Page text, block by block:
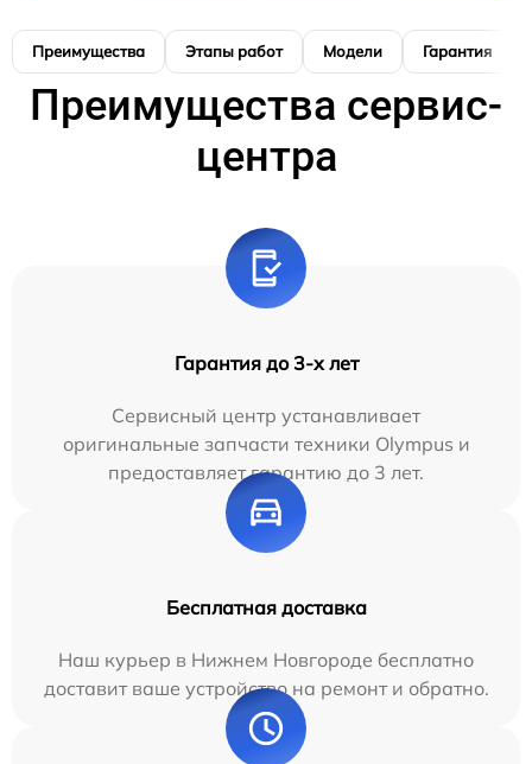
Преимущества Этапы работ Модели Гарантия
Преимущества сервис-
центра
Гарантия до 3-х лет
Сервисный центр устанавливает
оригинальные запчасти техники Olympus и
предоставляет гарантию до 3 лет.
Бесплатная доставка
Наш курьер в Нижнем Новгороде бесплатно
доставит ваше устройство на ремонт и обратно.